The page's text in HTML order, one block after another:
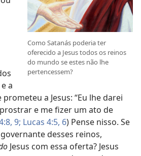
Como Satanás poderia ter
oferecido a Jesus todos os reinos
do mundo se estes não lhe
pertencessem?
a
prometeu a Jesus: “Eu lhe darei
e me fizer um ato de
9; Lucas 4:5, 6) Pense nisso. Se
desses reinos,
Jesus com essa oferta? Jesus